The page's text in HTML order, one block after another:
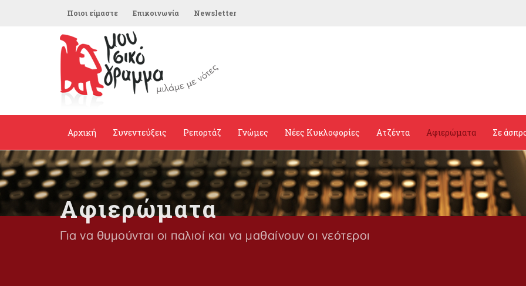
Ποιοι είμαστε Επικοινωνία Newsletter
Αρχική Συνεντεύξεις Ρεπορτάζ Γνώμες Νέες Κυκλοφορίες Ατζέντα Αφιερώματα Σε
Αφιερώματα
Για να θυμούνται οι παλιοί και να μαθαίνουν οι νεότεροι